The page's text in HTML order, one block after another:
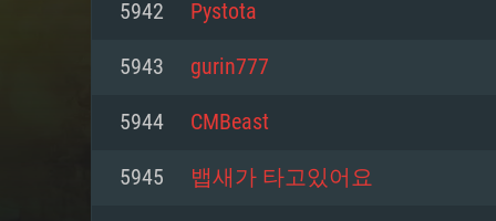
5942 Pystоta
5943 gurin777
5944 CMBeast
5945 뱁새가 타고있어요